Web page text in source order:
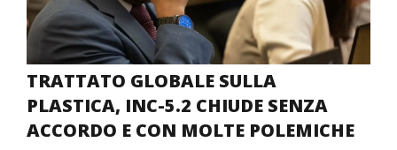
TRATTATO GLOBALE SULLA
PLASTICA, INC-5.2 CHIUDE SENZA
ACCORDO E CON MOLTE POLEMICHE